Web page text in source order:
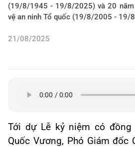
(19/8/1945 - 19/8/2025) và 20 năm
vệ an ninh Tổ quốc (19/8/2005 - 19/
21/08/2025
Tới dự Lễ kỷ niệm có đồng
Quốc Vương, Phó Giám đốc